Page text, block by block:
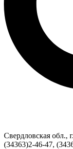
Свердловская обл.,
(34363)2-46-47,